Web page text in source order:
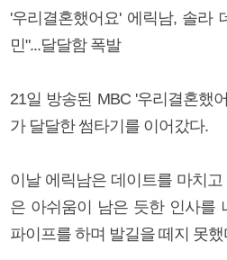
'우리결혼했어요' 에릭남, 솔라
민"...달달함 폭발
21일 방송된 MBC '우리결혼했
가 달달한 썸타기를 이어갔다.
이날 에릭남은 데이트를 마치
은 아쉬움이 남은 듯한 인사를
파이프를 하며 발길을 떼지 못했